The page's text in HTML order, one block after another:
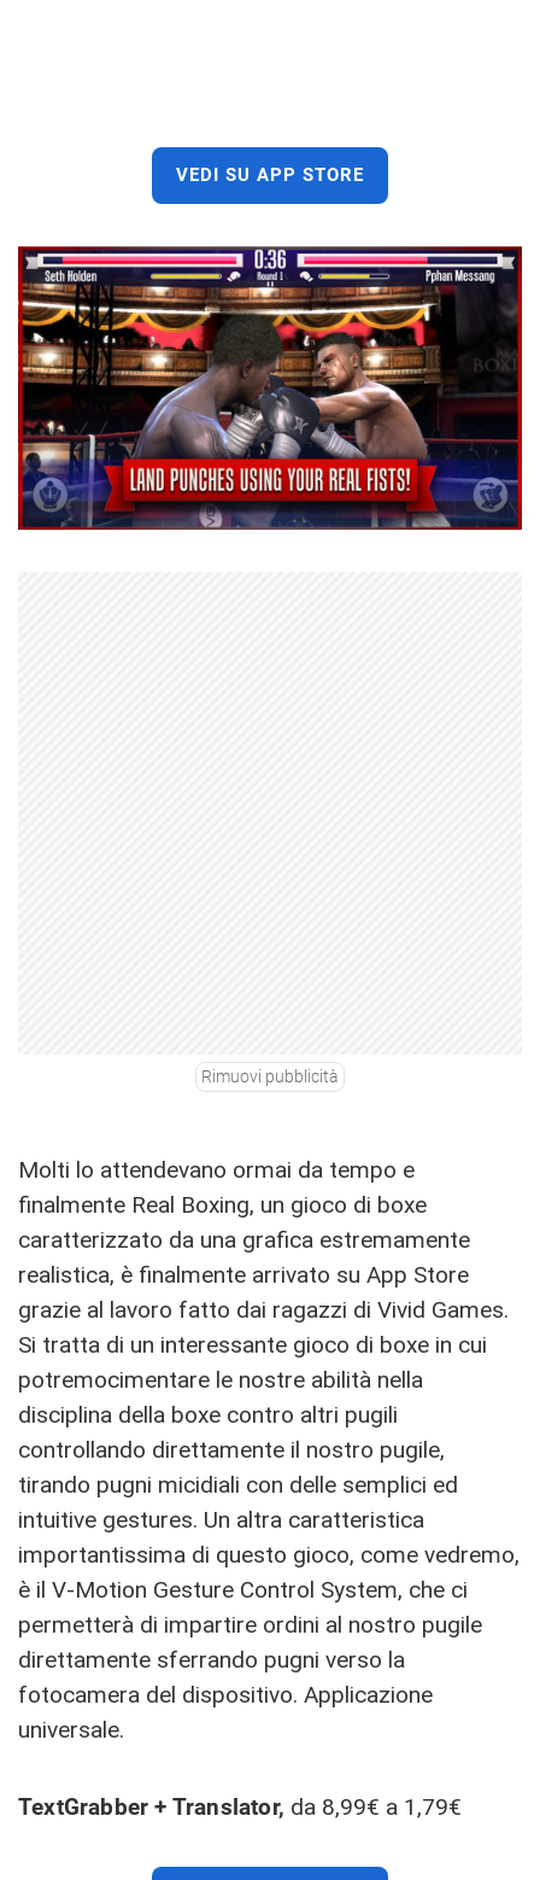
VEDI SU APP STORE
Rimuovi pubblicità
Molti lo attendevano ormai da tempo e
finalmente Real Boxing, un gioco di boxe
caratterizzato da una grafica estremamente
realistica, è finalmente arrivato su App Store
grazie al lavoro fatto dai ragazzi di Vivid Games.
Si tratta di un interessante gioco di boxe in cui
potremocimentare le nostre abilità nella
disciplina della boxe contro altri pugili
controllando direttamente il nostro pugile,
tirando pugni micidiali con delle semplici ed
intuitive gestures. Un altra caratteristica
importantissima di questo gioco, come vedremo,
è il V-Motion Gesture Control System, che ci
permetterà di impartire ordini al nostro pugile
direttamente sferrando pugni verso la
fotocamera del dispositivo. Applicazione
universale.
TextGrabber + Translator, da 8,99€ a 1,79€